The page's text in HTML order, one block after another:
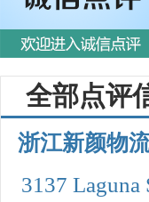
全部点评
浙江新颜物
3137 Laguna